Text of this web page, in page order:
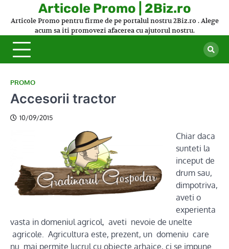
Articole Promo | 2Biz.ro
Articole Promo pentru firme de pe portalul nostru 2Biz.ro . Alege
acum sa iti promovezi afacerea cu ajutorul nostru.
PROMO
Accesorii tractor
10/09/2015
Chiar daca
sunteti la
inceput de
drum sau,
dimpotriva,
aveti o
experienta
vasta in domeniul agricol, aveti nevoie de unelte
agricole. Agricultura este, prezent, un domeniu care
nu mai permite lucrul cu obiecte arhaice, ci se impune